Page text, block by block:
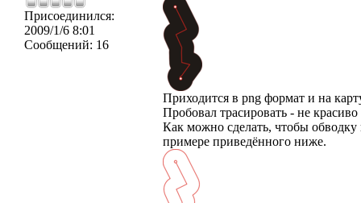
Присоединился:
2009/1/6 8:01
Сообщений: 16
Приходится в png формат и на
Пробовал трасировать - не
Как можно сделать, чтобы
примере приведённого ниже.